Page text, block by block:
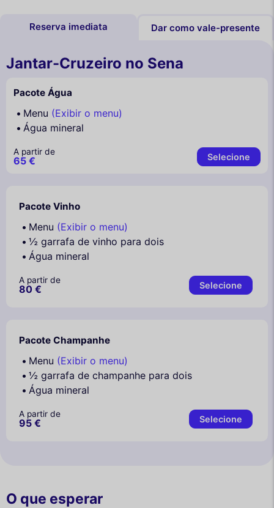
Reserva imediata Dar como vale-presente
Jantar-Cruzeiro no Sena
Pacote Água
Menu (Exibir o menu)
Água mineral
A partir de
65 € Selecione
Pacote Vinho
Menu (Exibir o menu)
½ garrafa de vinho para dois
Água mineral
A partir de
80 € Selecione
Pacote Champanhe
Menu (Exibir o menu)
½ garrafa de champanhe para dois
Água mineral
A partir de
95 € Selecione
O que esperar